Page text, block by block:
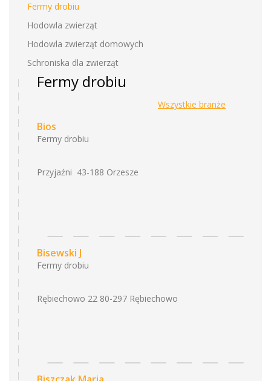
Fermy drobiu
Hodowla zwierząt
Hodowla zwierząt domowych
Schroniska dla zwierząt
Fermy drobiu
Wszystkie branże
Bios
Fermy drobiu
Przyjaźni 43-188 Orzesze
Bisewski J
Fermy drobiu
Rębiechowo 22 80-297 Rębiechowo